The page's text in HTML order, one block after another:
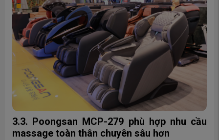
3.3. Poongsan MCP-279 phù hợp nhu cầu
massage toàn thân chuyên sâu hơn